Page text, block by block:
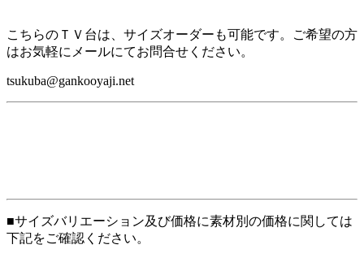
こちらのＴＶ台は、サイズオーダーも可能です。ご希望の方
はお気軽にメールにてお問合せください。
tsukuba@gankooyaji.net
■サイズバリエーション及び価格に素材別の価格に関しては
下記をご確認ください。